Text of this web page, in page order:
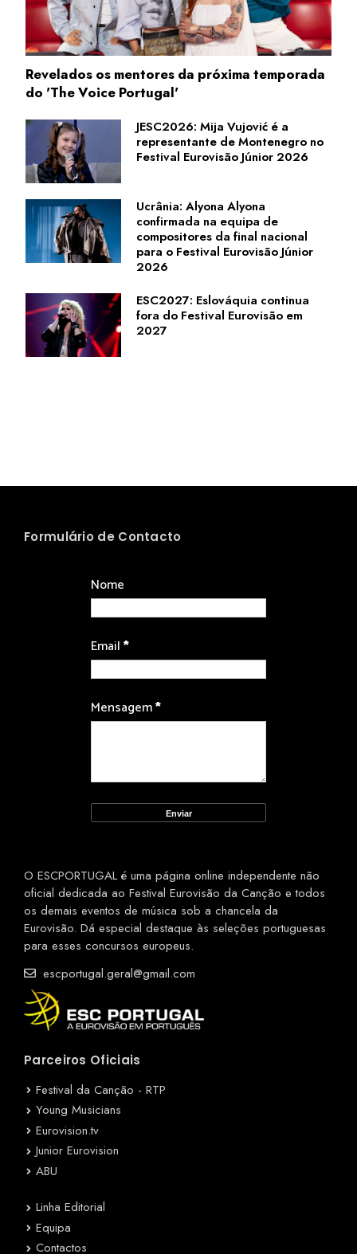
Revelados os mentores da próxima temporada
do 'The Voice Portugal'
JESC2026: Mija Vujović é a
representante de Montenegro no
Festival Eurovisão Júnior 2026
Ucrânia: Alyona Alyona
confirmada na equipa de
compositores da final nacional
para o Festival Eurovisão Júnior
2026
ESC2027: Eslováquia continua
fora do Festival Eurovisão em
2027
Formulário de Contacto
Nome
Email*
Mensagem*
O ESCPORTUGAL é uma página online independente não
oficial dedicada ao Festival Eurovisão da Canção e todos
os demais eventos de música sob a chancela da
Eurovisão. Dá especial destaque às seleções portuguesas
para esses concursos europeus.
escportugal.geral@gmail.com
Parceiros Oficiais
Festival da Canção - RTP
Young Musicians
Eurovision.tv
Junior Eurovision
ABU
Linha Editorial
Equipa
Contactos